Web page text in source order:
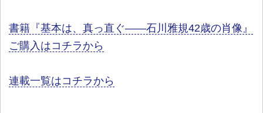
書籍『基本は、真っ直ぐ――石川雅規42歳の肖像』
ご購入はコチラから
連載一覧はコチラから